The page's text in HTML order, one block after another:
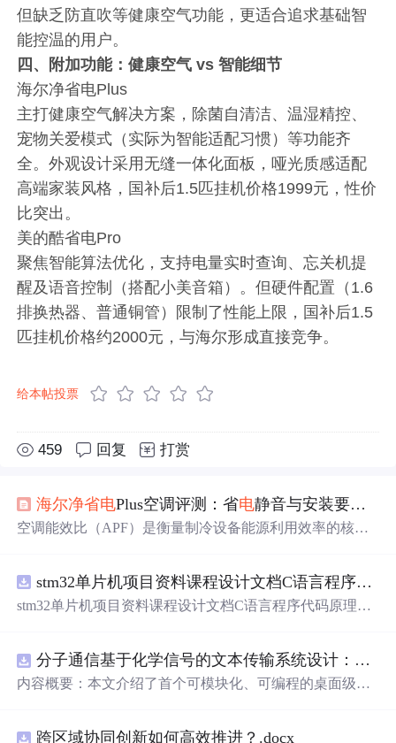
但缺乏防直吹等健康空气功能，更适合追求基础智
能控温的用户。
四、附加功能：健康空气 vs 智能细节
海尔净省电Plus
主打健康空气解决方案，除菌自清洁、温湿精控、
宠物关爱模式（实际为智能适配习惯）等功能齐
全。外观设计采用无缝一体化面板，哑光质感适配
高端家装风格，国补后1.5匹挂机价格1999元，性价
比突出。
美的酷省电Pro
聚焦智能算法优化，支持电量实时查询、忘关机提
醒及语音控制（搭配小美音箱）。但硬件配置（1.6
排换热器、普通铜管）限制了性能上限，国补后1.5
匹挂机价格约2000元，与海尔形成直接竞争。
给本帖投票
459 回复 打赏
海尔净省电Plus空调评测：省电静音与安装要点全解析
空调能效比（APF）是衡量制冷设备能源利用效率的核心
支出，还能减少碳排放，尤其适用于家庭、办公等高频使
用场景。以海尔净省电Plus系列为例，其新一级能效APF值
压缩机与风道设计，在卧室、书房等对静音要求高的环境
中实现平衡性能与舒适度，为用户提供高性价比的节能解
决方案。
stm32单片机项目资料课程设计文档C语言程序代码原理图
stm32单片机项目资料课程设计文档C语言程序代码原理图
分子通信基于化学信号的文本传输系统设计：桌面式实验平台实现与非线性特性分析
内容概要：本文介绍了首个可模块化、可编程的桌面级分
扇控制气流，实现了基于化学扩散与流动辅助的通信机
跨区域协同创新如何高效推进？.docx